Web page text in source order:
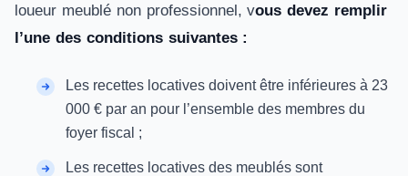
loueur meublé non professionnel, vous devez remplir
l’une des conditions suivantes :
Les recettes locatives doivent être inférieures à 23
000 € par an pour l’ensemble des membres du
foyer fiscal ;
Les recettes locatives des meublés sont